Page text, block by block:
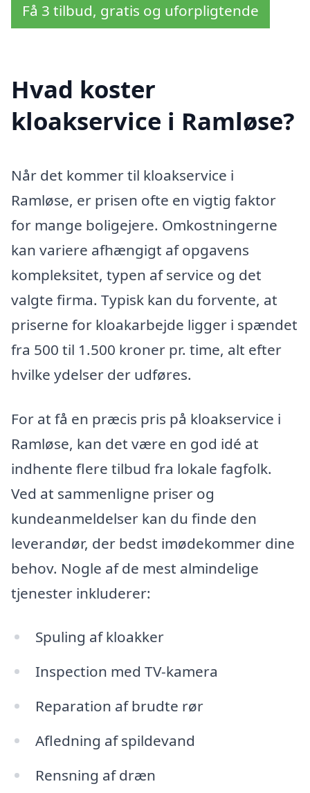
Få 3 tilbud, gratis og uforpligtende
Hvad koster
kloakservice i Ramløse?
Når det kommer til kloakservice i
Ramløse, er prisen ofte en vigtig faktor
for mange boligejere. Omkostningerne
kan variere afhængigt af opgavens
kompleksitet, typen af service og det
valgte firma. Typisk kan du forvente, at
priserne for kloakarbejde ligger i spændet
fra 500 til 1.500 kroner pr. time, alt efter
hvilke ydelser der udføres.
For at få en præcis pris på kloakservice i
Ramløse, kan det være en god idé at
indhente flere tilbud fra lokale fagfolk.
Ved at sammenligne priser og
kundeanmeldelser kan du finde den
leverandør, der bedst imødekommer dine
behov. Nogle af de mest almindelige
tjenester inkluderer:
Spuling af kloakker
Inspection med TV-kamera
Reparation af brudte rør
Afledning af spildevand
Rensning af dræn